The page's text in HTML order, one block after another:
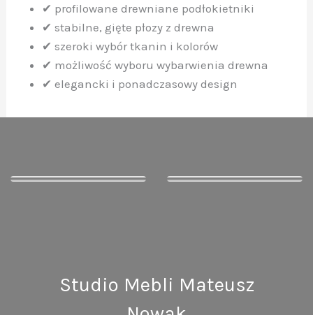
✔ profilowane drewniane podłokietniki
✔ stabilne, gięte płozy z drewna
✔ szeroki wybór tkanin i kolorów
✔ możliwość wyboru wybarwienia drewna
✔ elegancki i ponadczasowy design
Studio Mebli Mateusz